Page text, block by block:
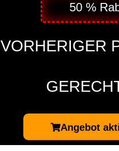
50 %
VORHERIGER
Angebot